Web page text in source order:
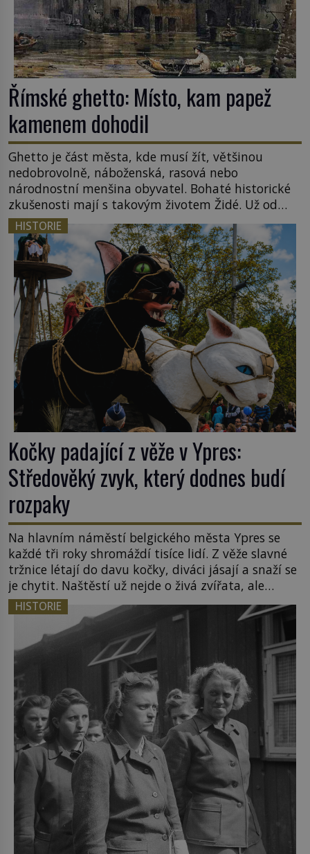
Římské ghetto: Místo, kam papež
kamenem dohodil
Ghetto je část města, kde musí žít, většinou
nedobrovolně, náboženská, rasová nebo
národnostní menšina obyvatel. Bohaté historické
zkušenosti mají s takovým životem Židé. Už od
středověku jsou totiž v každou chvíli nuceni v
nějakém žít. Mezi ty nejslavnější patří i římské
ghetto založené v roce 1555. Pokud jde o vztah
k Židům, nemá se Řím čím chlubit. […]
HISTORIE
Kočky padající z věže v Ypres:
Středověký zvyk, který dodnes budí
rozpaky
Na hlavním náměstí belgického města Ypres se
každé tři roky shromáždí tisíce lidí. Z věže slavné
tržnice létají do davu kočky, diváci jásají a snaží se
je chytit. Naštěstí už nejde o živá zvířata, ale
jenom o plyšové suvenýry. Kdysi to ale bylo jinak.
Tato veselá podívaná připomíná jeden z
nejpodivnějších a zároveň nejkrutějších zvyků […]
HISTORIE